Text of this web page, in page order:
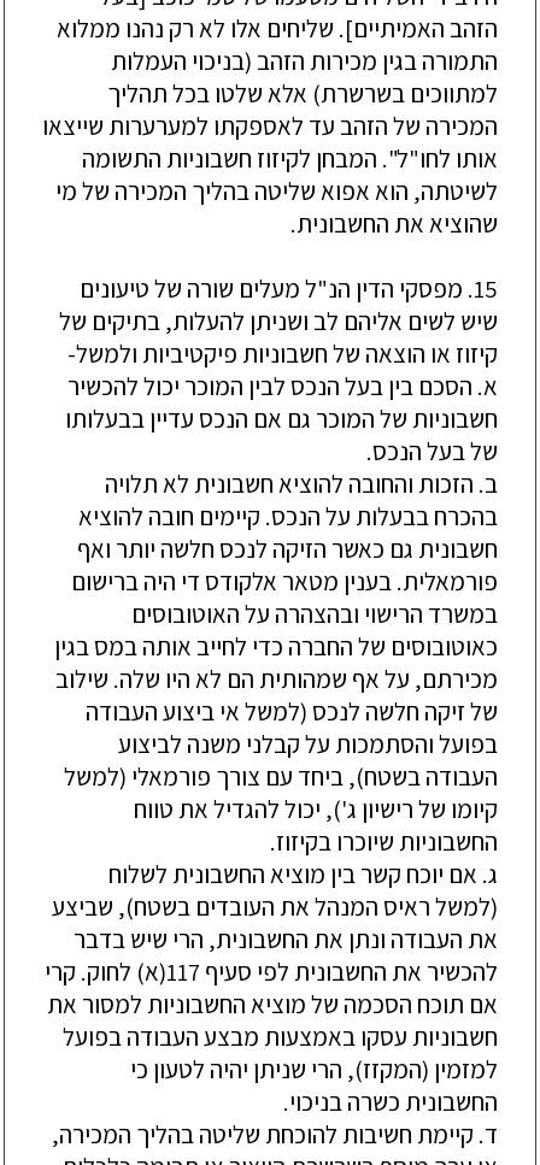
הזהב האמיתיים]. שליחים אלו לא רק נהנו ממלוא
התמורה בגין מכירות הזהב (בניכוי העמלות
למתווכים בשרשרת) אלא שלטו בכל תהליך
המכירה של הזהב עד לאספקתו למערערות שייצאו
אותו לחו"ל". המבחן לקיזוז חשבוניות התשומה
לשיטתה, הוא אפוא שליטה בהליך המכירה של מי
שהוציא את החשבונית.
15. מפסקי הדין הנ"ל מעלים שורה של טיעונים
שיש לשים אליהם לב ושניתן להעלות, בתיקים של
קיזוז או הוצאה של חשבוניות פיקטיביות ולמשל-
א. הסכם בין בעל הנכס לבין המוכר יכול להכשיר
חשבוניות של המוכר גם אם הנכס עדיין בבעלותו
של בעל הנכס.
ב. הזכות והחובה להוציא חשבונית לא תלויה
בהכרח בבעלות על הנכס. קיימים חובה להוציא
חשבונית גם כאשר הזיקה לנכס חלשה יותר ואף
פורמאלית. בענין מטאר אלקודס די היה ברישום
במשרד הרישוי ובהצהרה על האוטובוסים
כאוטובוסים של החברה כדי לחייב אותה במס בגין
מכירתם, על אף שמהותית הם לא היו שלה. שילוב
של זיקה חלשה לנכס (למשל אי ביצוע העבודה
בפועל והסתמכות על קבלני משנה לביצוע
העבודה בשטח), ביחד עם צורך פורמאלי (למשל
קיומו של רישיון ג'), יכול להגדיל את טווח
החשבוניות שיוכרו בקיזוז.
ג. אם יוכח קשר בין מוציא החשבונית לשלוח
(למשל ראיס המנהל את העובדים בשטח), שביצע
את העבודה ונתן את החשבונית, הרי שיש בדבר
להכשיר את החשבונית לפי סעיף 117(א) לחוק. קרי
אם תוכח הסכמה של מוציא החשבוניות למסור את
חשבוניות עסקו באמצעות מבצע העבודה בפועל
למזמין (המקזז), הרי שניתן יהיה לטעון כי
החשבונית כשרה בניכוי.
ד. קיימת חשיבות להוכחת שליטה בהליך המכירה,